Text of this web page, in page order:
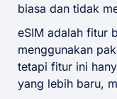
biasa dan tidak
eSIM adalah fitur
menggunakan
tetapi fitur ini
yang lebih baru,